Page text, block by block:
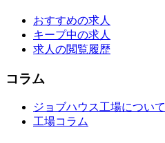
おすすめの求人
キープ中の求人
求人の閲覧履歴
コラム
ジョブハウス工場について
工場コラム